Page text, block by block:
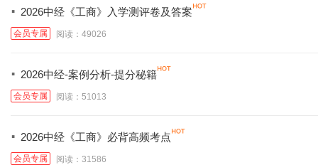
· 2026中经《工商》入学测评卷及答案
会员专属 阅读：49026
· 2026中经-案例分析-提分秘籍
会员专属 阅读：51013
· 2026中经《工商》必背高频考点
会员专属 阅读：31586